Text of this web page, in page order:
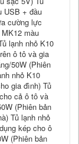
USB + đầu
cường lực
màu
lạnh nhỏ K10
ô tô và gia
50W (Phiên
nhỏ K10
gia đình) Tủ
cả ô tô và
(Phiên bản
Tủ lạnh nhỏ
kép cho ô
(Phiên bản